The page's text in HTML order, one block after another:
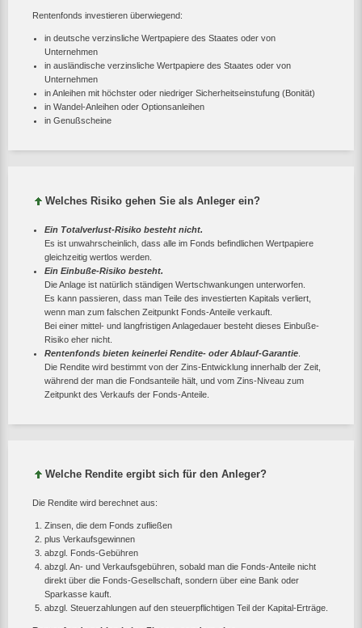
Rentenfonds investieren überwiegend:
in deutsche verzinsliche Wertpapiere des Staates oder von
Unternehmen
in ausländische verzinsliche Wertpapiere des Staates oder von
Unternehmen
in Anleihen mit höchster oder niedriger Sicherheitseinstufung (Bonität)
in Wandel-Anleihen oder Optionsanleihen
in Genußscheine
Welches Risiko gehen Sie als Anleger ein?
Ein Totalverlust-Risiko besteht nicht.
Es ist unwahrscheinlich, dass alle im Fonds befindlichen Wertpapiere
gleichzeitig wertlos werden.
Ein Einbuße-Risiko besteht.
Die Anlage ist natürlich ständigen Wertschwankungen unterworfen.
Es kann passieren, dass man Teile des investierten Kapitals verliert,
wenn man zum falschen Zeitpunkt Fonds-Anteile verkauft.
Bei einer mittel- und langfristigen Anlagedauer besteht dieses Einbuße-
Risiko eher nicht.
Rentenfonds bieten keinerlei Rendite- oder Ablauf-Garantie
Die Rendite wird bestimmt von der Zins-Entwicklung innerhalb der Zeit,
während der man die Fondsanteile hält, und vom Zins-Niveau zum
Zeitpunkt des Verkaufs der Fonds-Anteile.
Welche Rendite ergibt sich für den Anleger?
Die Rendite wird berechnet aus:
Zinsen, die dem Fonds zufließen
plus Verkaufsgewinnen
abzgl. Fonds-Gebühren
abzgl. An- und Verkaufsgebühren, sobald man die Fonds-Anteile nicht
direkt über die Fonds-Gesellschaft, sondern über eine Bank oder
Sparkasse kauft.
abzgl. Steuerzahlungen auf den steuerpflichtigen Teil der Kapital-Erträge.